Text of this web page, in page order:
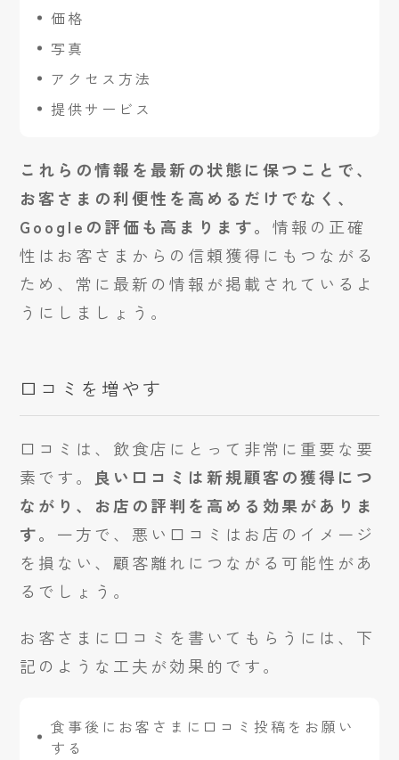
価格
写真
アクセス方法
提供サービス
これらの情報を最新の状態に保つことで、
お客さまの利便性を高めるだけでなく、
Googleの評価も高まります。情報の正確
性はお客さまからの信頼獲得にもつながる
ため、常に最新の情報が掲載されているよ
うにしましょう。
口コミを増やす
口コミは、飲食店にとって非常に重要な要
素です。 良い口コミは新規顧客の獲得につ
ながり、お店の評判を高める効果がありま
す。 一方で、悪い口コミはお店のイメージ
を損ない、顧客離れにつながる可能性があ
るでしょう。
お客さまに口コミを書いてもらうには、下
記のような工夫が効果的です。
食事後にお客さまに口コミ投稿をお願い
する